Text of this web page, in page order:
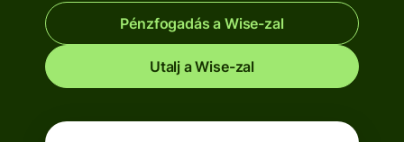
Pénzfogadás a Wise-zal
Utalj a Wise-zal